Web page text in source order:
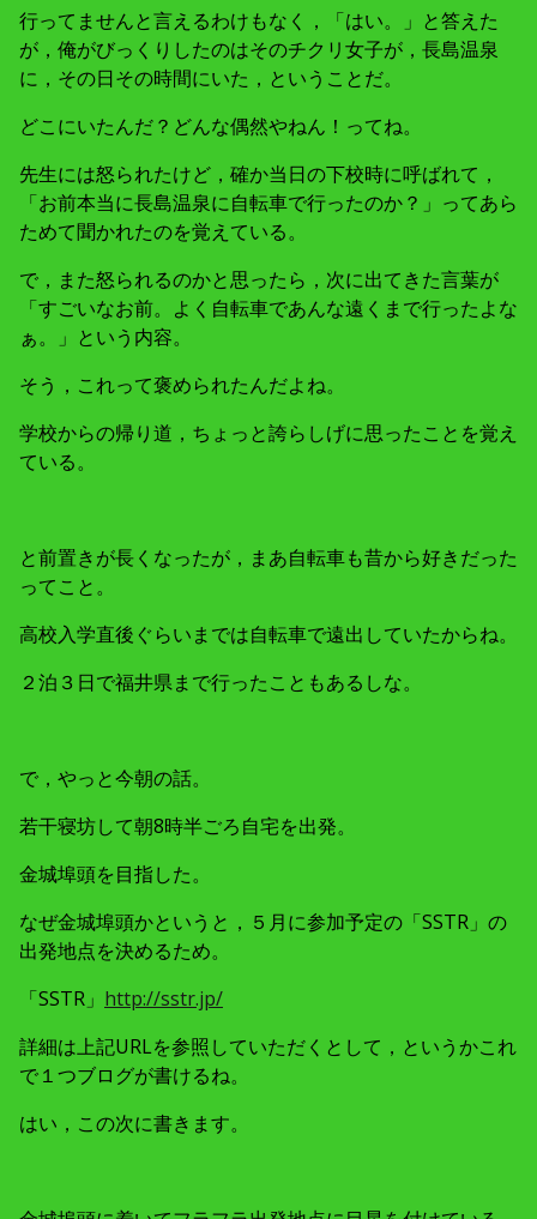
行ってませんと言えるわけもなく，「はい。」と答えた
が，俺がびっくりしたのはそのチクリ女子が，長島温泉
に，その日その時間にいた，ということだ。
どこにいたんだ？どんな偶然やねん！ってね。
先生には怒られたけど，確か当日の下校時に呼ばれて，
「お前本当に長島温泉に自転車で行ったのか？」ってあら
ためて聞かれたのを覚えている。
で，また怒られるのかと思ったら，次に出てきた言葉が
「すごいなお前。よく自転車であんな遠くまで行ったよな
ぁ。」という内容。
そう，これって褒められたんだよね。
学校からの帰り道，ちょっと誇らしげに思ったことを覚え
ている。
と前置きが長くなったが，まあ自転車も昔から好きだった
ってこと。
高校入学直後ぐらいまでは自転車で遠出していたからね。
２泊３日で福井県まで行ったこともあるしな。
で，やっと今朝の話。
若干寝坊して朝8時半ごろ自宅を出発。
金城埠頭を目指した。
なぜ金城埠頭かというと，５月に参加予定の「SSTR」の
出発地点を決めるため。
「SSTR」 http://sstr.jp/
詳細は上記URLを参照していただくとして，というかこれ
で１つブログが書けるね。
はい，この次に書きます。